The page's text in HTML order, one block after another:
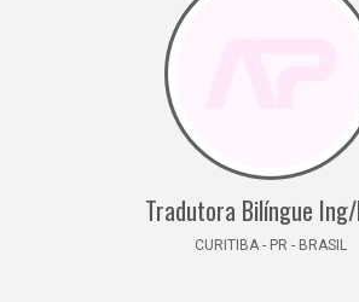
Tradutora Bilíngue
CURITIBA - PR - BRASIL